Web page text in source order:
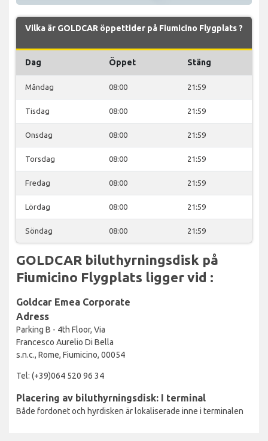
Vilka är GOLDCAR öppettider på Fiumicino Flygplats ?
Dag Öppet Stäng
Måndag 08:00 21:59
Tisdag 08:00 21:59
Onsdag 08:00 21:59
Torsdag 08:00 21:59
Fredag 08:00 21:59
Lördag 08:00 21:59
Söndag 08:00 21:59
GOLDCAR biluthyrningsdisk på
Fiumicino Flygplats ligger vid :
Goldcar Emea Corporate
Adress
Parking B - 4th Floor, Via
Francesco Aurelio Di Bella
s.n.c., Rome, Fiumicino, 00054
Tel: (+39)064 520 96 34
Placering av biluthyrningsdisk: I terminal
Både fordonet och hyrdisken är lokaliserade inne i terminalen